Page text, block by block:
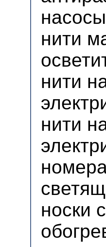
нити
нити
нити
носки